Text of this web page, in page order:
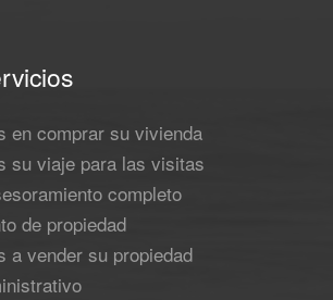
en comprar su vivienda
su viaje para las visitas
completo
de propiedad
a vender su propiedad